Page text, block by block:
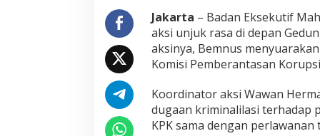
o
n
a
l
l
a
m
Jakarta – Badan Eksekutif
aksi unjuk rasa di depan
aksinya, Bemnus
Komisi Pemberantasan Korupsi
Koordinator aksi Wawan
dugaan kriminalilasi terhadap
KPK sama dengan